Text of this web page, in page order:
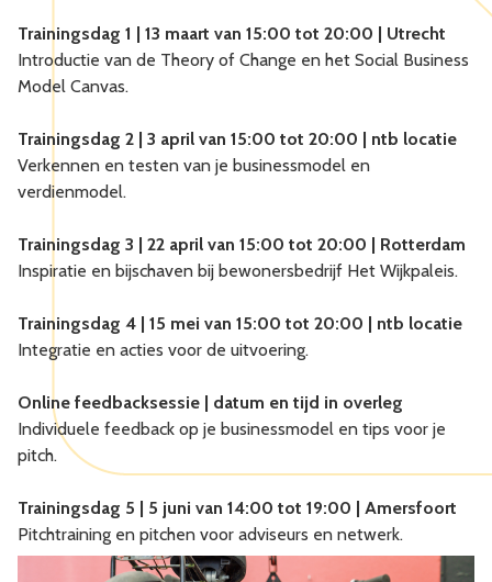
Trainingsdag 1 | 13 maart van 15:00 tot 20:00 | Utrecht
Introductie van de Theory of Change en het Social Business
Model Canvas.
Trainingsdag 2 | 3 april van 15:00 tot 20:00 | ntb locatie
Verkennen en testen van je businessmodel en
verdienmodel.
Trainingsdag 3 | 22 april van 15:00 tot 20:00 | Rotterdam
Inspiratie en bijschaven bij bewonersbedrijf Het Wijkpaleis.
Trainingsdag 4 | 15 mei van 15:00 tot 20:00 | ntb locatie
Integratie en acties voor de uitvoering.
Online feedbacksessie | datum en tijd in overleg
Individuele feedback op je businessmodel en tips voor je
pitch.
Trainingsdag 5 | 5 juni van 14:00 tot 19:00 | Amersfoort
Pitchtraining en pitchen voor adviseurs en netwerk.